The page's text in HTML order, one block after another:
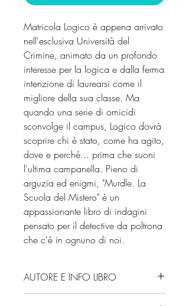
Matricola Logico è appena arrivato
nell'esclusiva Università del
Crimine, animato da un profondo
interesse per la logica e dalla ferma
intenzione di laurearsi come il
migliore della sua classe. Ma
quando una serie di omicidi
sconvolge il campus, Logico dovrà
scoprire chi è stato, come ha agito,
dove e perché... prima che suoni
l'ultima campanella. Pieno di
arguzia ed enigmi, "Murdle. La
Scuola del Mistero" è un
appassionante libro di indagini
pensato per il detective da poltrona
che c'è in ognuno di noi.
AUTORE E INFO LIBRO